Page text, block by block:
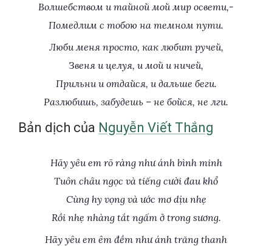
Волшебством и тайной мой мир освети,-
Помедлим с тобою на темном пути.
Люби меня просто, как любит ручей,
Звеня и целуя, и мой и ничей,
Прильни и отдайся, и дальше беги.
Разлюбишь, забудешь – не бойся, не лги.
Bản dịch của Nguyễn Viết Thắng
Hãy yêu em rõ ràng như ánh bình minh
Tuôn châu ngọc và tiếng cười đau khổ
Cùng hy vọng và ước mơ dịu nhẹ
Rồi nhẹ nhàng tắt ngấm ở trong sương.
Hãy yêu em êm đềm như ánh trăng thanh